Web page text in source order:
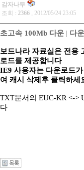
감자나무
조회 : 2366 , 2012/05/24 23:05
초고속 100Mb 다운 | 다
보드나라 자료실은 전용
로드를 제공합니다
IE9 사용자는 다운로드
여 캐시 삭제후 클릭하세
TXT문서의 EUC-KR <->
다